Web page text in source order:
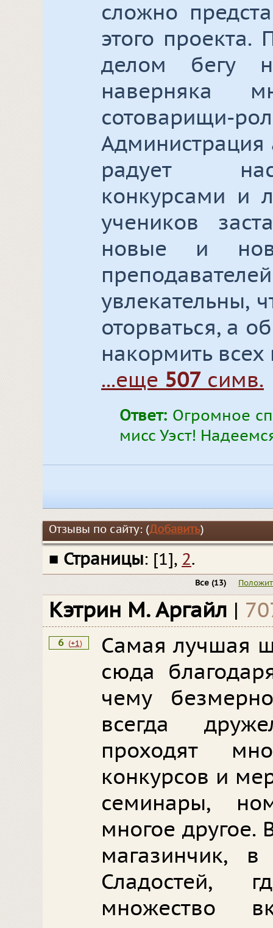
сложно
этого
делом бегу
наверняка
Администрация
радует
конкурсами и
учеников
новые и
увлекательны,
оторваться, а
накормить всех
...еще 507 симв.
Ответ: Огромное
мисс Уэст!
Отзывы по сайту: (Добавить)
■ Страницы: [1], 2.
Все (13)
Кэтрин М. Аргайл |
6 (+1)
Самая лучшая
сюда
чему
всегда
проходят
конкурсов и
семинары,
многое другое.
магазинчик,
Сладостей,
множество